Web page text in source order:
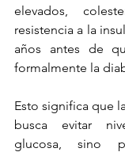
elevados,
resistencia a la
años antes de
formalmente la
Esto significa que
busca evitar
glucosa, sino